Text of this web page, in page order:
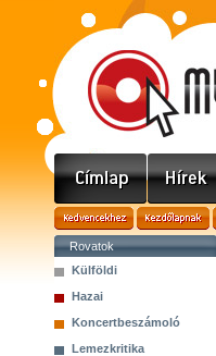
Rovatok
Külföldi
Hazai
Koncertbeszámoló
Lemezkritika